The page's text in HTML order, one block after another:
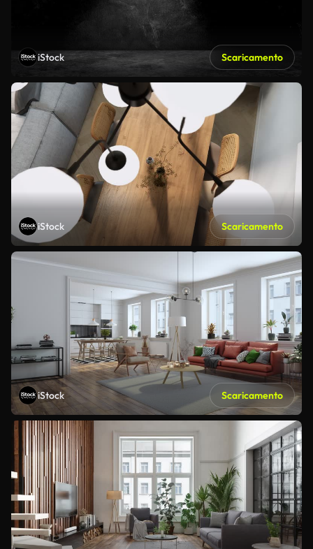
iStock Scaricamento
iStock Scaricamento
iStock Scaricamento